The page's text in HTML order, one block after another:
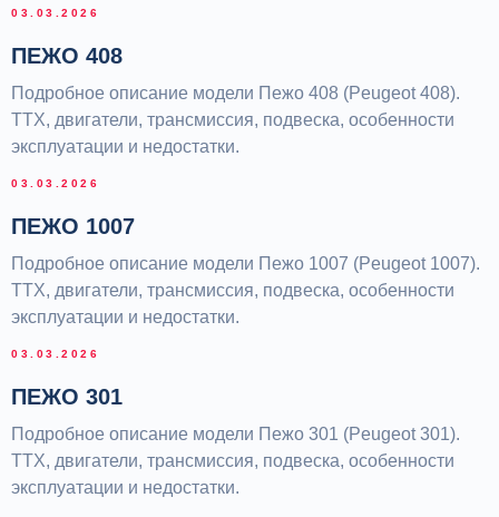
03.03.2026
ПЕЖО 408
Подробное описание модели Пежо 408 (Peugeot 408).
ТТХ, двигатели, трансмиссия, подвеска, особенности
эксплуатации и недостатки.
03.03.2026
ПЕЖО 1007
Подробное описание модели Пежо 1007 (Peugeot 1007).
ТТХ, двигатели, трансмиссия, подвеска, особенности
эксплуатации и недостатки.
03.03.2026
ПЕЖО 301
Подробное описание модели Пежо 301 (Peugeot 301).
ТТХ, двигатели, трансмиссия, подвеска, особенности
эксплуатации и недостатки.